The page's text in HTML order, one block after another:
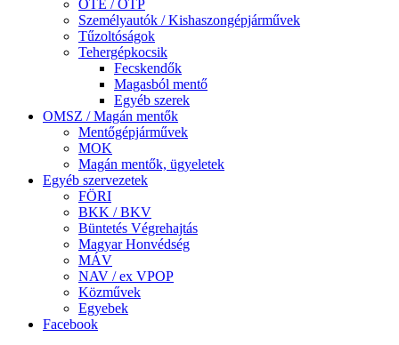
ÖTE / ÖTP
Személyautók / Kishaszongépjárművek
Tűzoltóságok
Tehergépkocsik
Fecskendők
Magasból mentő
Egyéb szerek
OMSZ / Magán mentők
Mentőgépjárművek
MOK
Magán mentők, ügyeletek
Egyéb szervezetek
FÖRI
BKK / BKV
Büntetés Végrehajtás
Magyar Honvédség
MÁV
NAV / ex VPOP
Közművek
Egyebek
Facebook